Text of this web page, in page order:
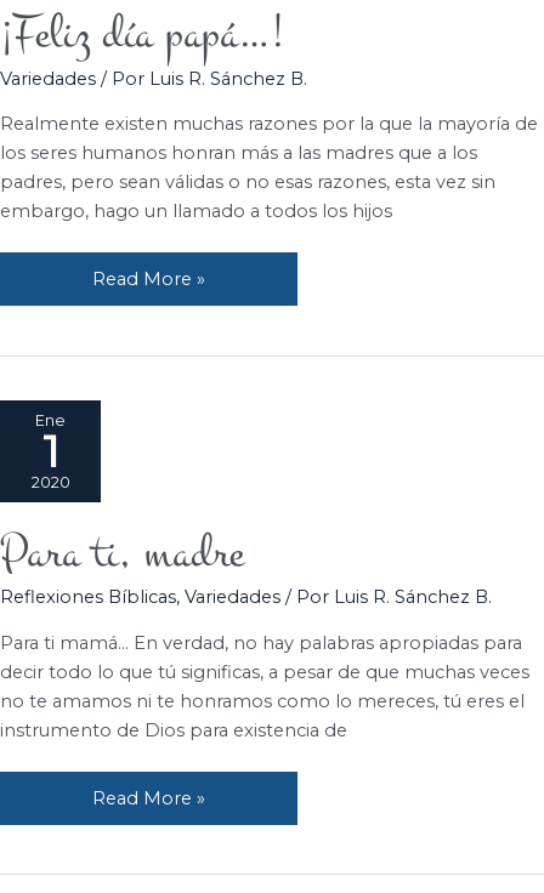
¡Feliz día papá…!
Variedades / Por Luis R. Sánchez B.
Realmente existen muchas razones por la que la mayoría de
los seres humanos honran más a las madres que a los
padres, pero sean válidas o no esas razones, esta vez sin
embargo, hago un llamado a todos los hijos
¡Feliz
día
papá…!
Read More »
Ene
1
2020
Para ti, madre
Reflexiones Bíblicas, Variedades / Por Luis R. Sánchez B.
Para ti mamá… En verdad, no hay palabras apropiadas para
decir todo lo que tú significas, a pesar de que muchas veces
no te amamos ni te honramos como lo mereces, tú eres el
instrumento de Dios para existencia de
Para
ti,
madre
Read More »